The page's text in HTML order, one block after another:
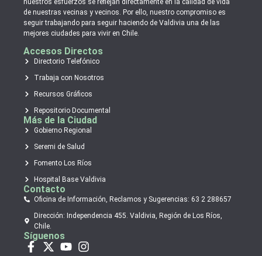
nuestros esfuerzos se reflejan directamente en la calidad de vida
de nuestras vecinas y vecinos. Por ello, nuestro compromiso es
seguir trabajando para seguir haciendo de Valdivia una de las
mejores ciudades para vivir en Chile.
Accesos Directos
Directorio Telefónico
Trabaja con Nosotros
Recursos Gráficos
Repositorio Documental
Más de la Ciudad
Gobierno Regional
Seremi de Salud
Fomento Los Ríos
Hospital Base Valdivia
Contacto
Oficina de Información, Reclamos y Sugerencias: 63 2 288657
Dirección: Independencia 455. Valdivia, Región de Los Ríos,
Chile.
Síguenos